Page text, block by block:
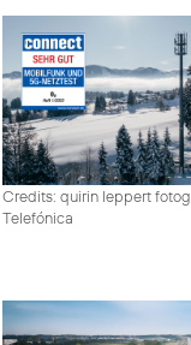
Credits: quirin leppert
Telefónica